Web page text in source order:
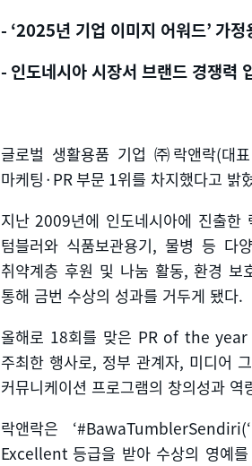
- ‘2025년 기업 이미지 어워드’ 가정
- 인도네시아 시장서 브랜드 경쟁력
글로벌 생활용품 기업 ㈜락앤락(대
마케팅 ·PR부문 1위를 차지했다고 밝
지난 2009년에 인도네시아에 진출한
텀블러와 식품보관용기, 물병 등 다
취약계층 후원 및 나눔 활동, 환경 보
통해 금번 수상의 성과를 거두게 됐다.
올해로 18회를 맞은 PR of the year
주최한 행사로, 정부 관계자, 미디어
커뮤니케이션 프로그램의 창의성과
락앤락은 ‘#BawaTumblerSendiri(‘
Excellent 등급을 받아 수상의 영예를